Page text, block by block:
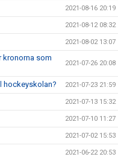
2021-08-16 20:19
2021-08-12 08:32
2021-08-02 13:07
kronorna som
2021-07-26 20:08
hockeyskolan? 2021-07-23 21:59
2021-07-13 15:32
2021-07-10 11:27
2021-07-02 15:53
2021-06-22 20:53